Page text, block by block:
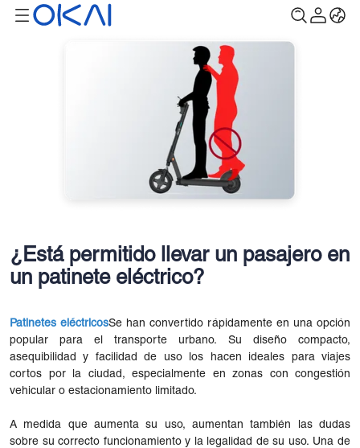
¿Está permitido llevar un pasajero en
un patinete eléctrico?
Patinetes eléctricosSe han convertido rápidamente en una opción
popular para el transporte urbano. Su diseño compacto,
asequibilidad y facilidad de uso los hacen ideales para viajes
cortos por la ciudad, especialmente en zonas con congestión
vehicular o estacionamiento limitado.
A medida que aumenta su uso, aumentan también las dudas
sobre su correcto funcionamiento y la legalidad de su uso. Una de